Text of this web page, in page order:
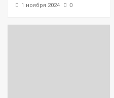
1 ноября 2024 0